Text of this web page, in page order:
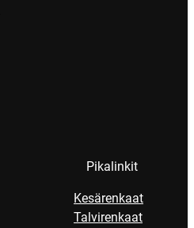
Pikalinkit
Kesärenkaat
Talvirenkaat